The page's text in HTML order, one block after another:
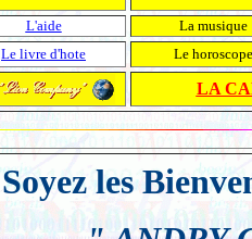
L'aide
La musique
Le livre d'hote
Le horoscope
LA
Soyez les